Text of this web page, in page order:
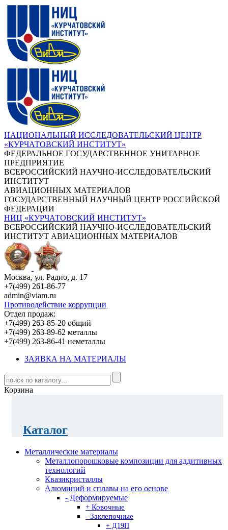
НАЦИОНАЛЬНЫЙ ИССЛЕДОВАТЕЛЬСКИЙ ЦЕНТР
«КУРЧАТОВСКИЙ ИНСТИТУТ»
ФЕДЕРАЛЬНОЕ ГОСУДАРСТВЕННОЕ УНИТАРНОЕ
ПРЕДПРИЯТИЕ
ВСЕРОССИЙСКИЙ НАУЧНО-ИССЛЕДОВАТЕЛЬСКИЙ
ИНСТИТУТ
АВИАЦИОННЫХ МАТЕРИАЛОВ
ГОСУДАРСТВЕННЫЙ НАУЧНЫЙ ЦЕНТР РОССИЙСКОЙ
ФЕДЕРАЦИИ
НИЦ «КУРЧАТОВСКИЙ ИНСТИТУТ»
ВСЕРОССИЙСКИЙ НАУЧНО-ИССЛЕДОВАТЕЛЬСКИЙ
ИНСТИТУТ АВИАЦИОННЫХ МАТЕРИАЛОВ
Москва, ул. Радио, д. 17
+7(499) 261-86-77
admin@viam.ru
Противодействие коррупции
Отдел продаж:
+7(499) 263-85-20 общий
+7(499) 263-89-62 металлы
+7(499) 263-86-41 неметаллы
ЗАЯВКА НА МАТЕРИАЛЫ
Корзина
Каталог
Металлические материалы
Металлопорошковые композиции для аддитивных
технологий
Квазикристаллы
Алюминий и сплавы на его основе
- Деформируемые
+ Ковочные
- Заклепочные
+ Д19П